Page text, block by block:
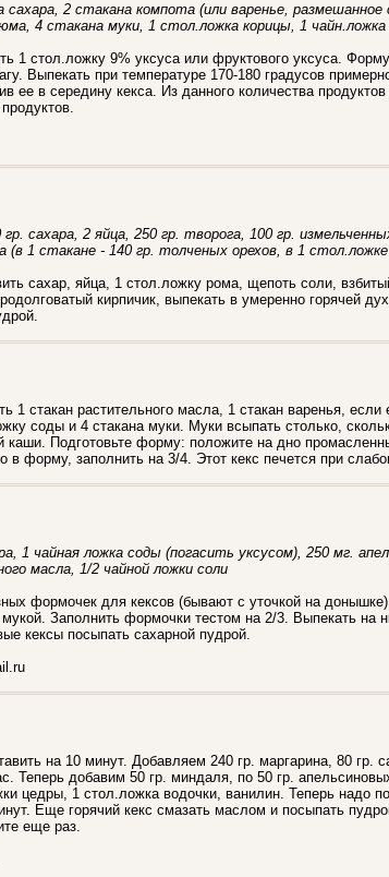
2 стакана компота (или варенье, размешанное
4 стакана муки, 1 стол.ложка корицы, 1
1 стол.ложку 9% уксуса или фруктового уксуса.
Выпекать при температуре 170-180 градусов
ее в середину кекса. Из данного количества
сахара, 2 яйца, 250 гр. творога, 100 гр.
(в 1 стакане - 140 гр. толченых орехов, в 1
сахар, яйца, 1 стол.ложку рома, щепоть соли,
кирпичик, выпекать в умеренно горячей
1 стакан растительного масла, 1 стакан варенья, если
соды и 4 стакана муки. Муки всыпать столько,
каши. Подготовьте форму: положите на дно
форму, заполнить на 3/4. Этот кекс печется при
1 чайная ложка соды (погасить уксусом), 250 мг.
масла, 1/2 чайной ложки соли
формочек для кексов (бывают с уточкой на
Заполнить формочки тестом на 2/3. Выпекать на
кексы посыпать сахарной пудрой.
на 10 минут. Добавляем 240 гр. маргарина, 80 гр.
Теперь добавим 50 гр. миндаля, по 50 гр.
цедры, 1 стол.ложка водочки, ванилин. Теперь надо
Еще горячий кекс смазать маслом и посыпать
еще раз.